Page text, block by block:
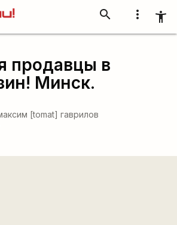
more_vert accessibility_new
search
продавцы в
Минск.
[tomat] гаврилов